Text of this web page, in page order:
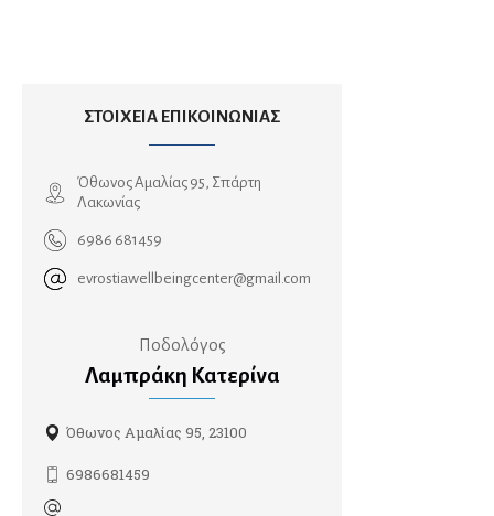
Αρθροπλαστική χειρουργική
Ορθοπαιδικοί άκρου χειρός
Ρομποτική ορθοπαιδική
Χειρουργική ώμου
Χειρουργοί σπονδυλικής στήλης
Ουρολόγοι
Ρομποτική ουρολογία
ΣΤΟΙΧΕΙΑ ΕΠΙΚΟΙΝΩΝΙΑΣ
Όθωνος Αμαλίας 95, Σπάρτη
Λακωνίας
6986 681459
evrostiawellbeingcenter@gmail.com
Ποδολόγος
Λαμπράκη Κατερίνα
Όθωνος Αμαλίας 95, 23100
6986681459